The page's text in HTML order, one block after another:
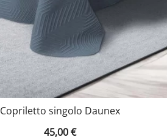
Copriletto singolo Daunex
45,00€